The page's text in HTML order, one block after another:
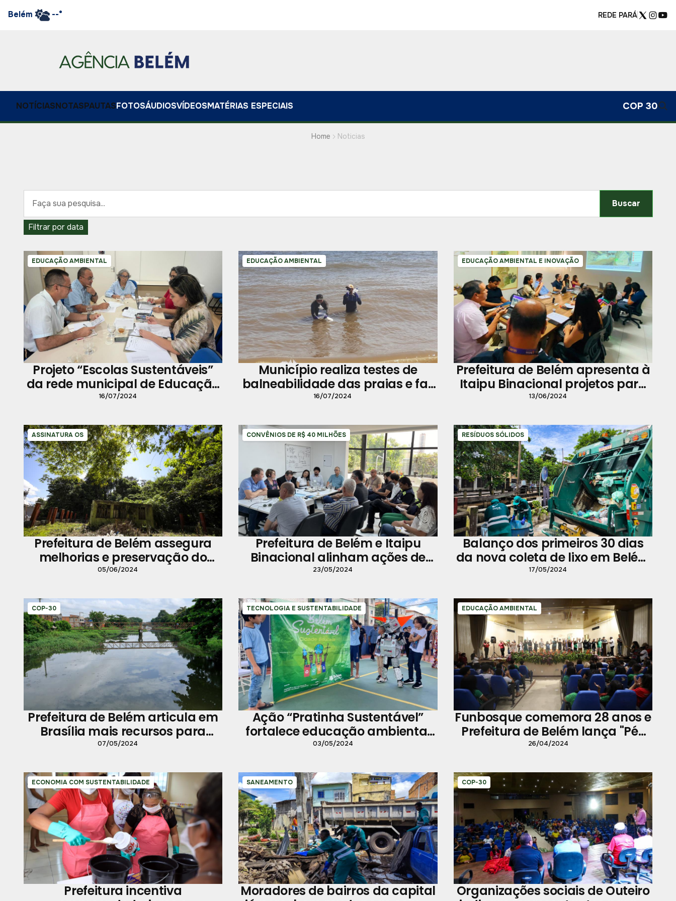
Belém --° REDE PARÁ
NOTÍCIASNOTASPAUTASFOTOSÁUDIOSVÍDEOSMATÉRIAS ESPECIAIS COP 30
Home Noticias
Buscar
Filtrar por data
EDUCAÇÃO AMBIENTAL
Projeto “Escolas Sustentáveis”
da rede municipal de Educação
de Belém tem financiamento da
16/07/2024
EDUCAÇÃO AMBIENTAL
Município realiza testes de
balneabilidade das praias e faz
campanha de orientação à
16/07/2024
EDUCAÇÃO AMBIENTAL E INOVAÇÃO
Prefeitura de Belém apresenta à
Itaipu Binacional projetos para
obras voltadas à bioeconomia e
13/06/2024
ASSINATURA OS
Prefeitura de Belém assegura
melhorias e preservação do
Parque Ambiental Gunnar
05/06/2024
CONVÊNIOS DE R$ 40 MILHÕES
Prefeitura de Belém e Itaipu
Binacional alinham ações de
gestão inovadora de resíduos
23/05/2024
RESÍDUOS SÓLIDOS
Balanço dos primeiros 30 dias
da nova coleta de lixo em Belém
e distritos é bastante positivo
17/05/2024
COP-30
Prefeitura de Belém articula em
Brasília mais recursos para
novos investimentos na cidade
07/05/2024
TECNOLOGIA E SUSTENTABILIDADE
Ação “Pratinha Sustentável”
fortalece educação ambiental
na Escola Municipal Cordolina
03/05/2024
EDUCAÇÃO AMBIENTAL
Funbosque comemora 28 anos e
Prefeitura de Belém lança "Pé-
de-Meia" aos estudantes
26/04/2024
ECONOMIA COM SUSTENTABILIDADE
Prefeitura incentiva
SANEAMENTO
Moradores de bairros da capital
COP-30
Organizações sociais de Outeiro